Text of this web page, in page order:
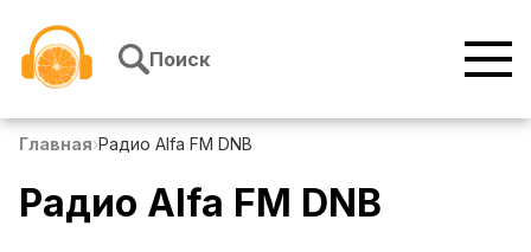
Поиск
Главная›Радио Alfa FM DNB
Радио Alfa FM DNB